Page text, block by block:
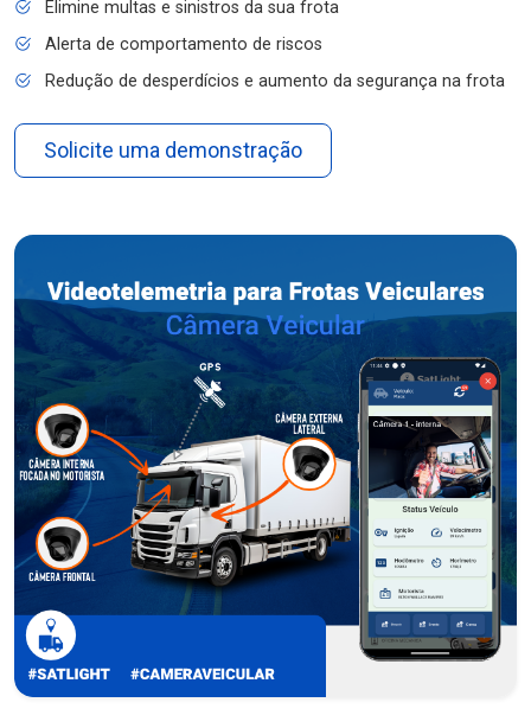
Elimine multas e sinistros da sua frota
Alerta de comportamento de riscos
Redução de desperdícios e aumento da segurança na frota
Solicite uma demonstração